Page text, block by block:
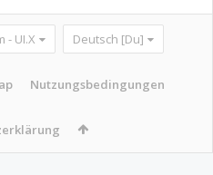
- UI.X Deutsch [Du]
Nutzungsbedingungen